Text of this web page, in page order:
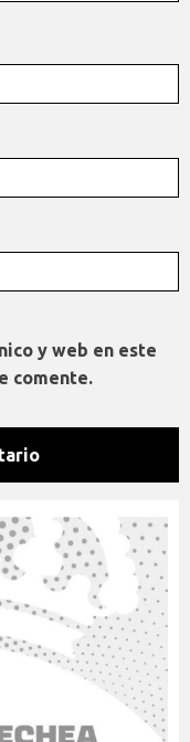
y web en este
comente.